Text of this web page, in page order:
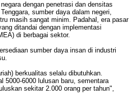
dengan penetrasi dan densitas
sumber daya dalam negeri,
masih sangat minim. Padahal, era pasar
ditandai dengan implementasi
di berbagai sektor.
sumber daya insan di industri
berkualitas selalu dibutuhkan.
5000-6000 lulusan baru, sementara
sekitar 2.000 orang per tahun",